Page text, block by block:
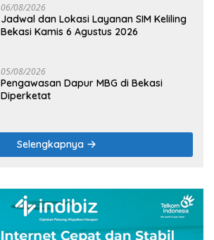
06/08/2026
Jadwal dan Lokasi Layanan SIM Keliling
Bekasi Kamis 6 Agustus 2026
05/08/2026
Pengawasan Dapur MBG di Bekasi
Diperketat
Selengkapnya